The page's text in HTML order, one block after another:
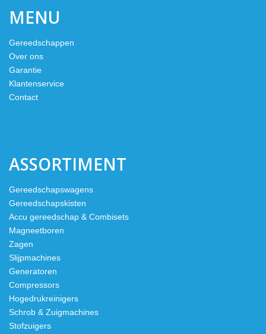
MENU
Gereedschappen
Over ons
Garantie
Klantenservice
Contact
ASSORTIMENT
Gereedschapswagens
Gereedschapskisten
Accu gereedschap & Combisets
Magneetboren
Zagen
Slijpmachines
Generatoren
Compressors
Hogedrukreinigers
Schrob & Zuigmachines
Stofzuigers